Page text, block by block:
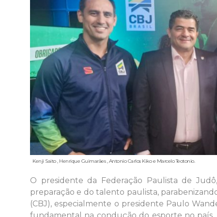
Kenji Saito , Henrique Guimarães , Antonio Carlos Kiko e Marcelo Teotonio.
O presidente da Federação Paulista de
preparação e do talento paulista,
(CBJ), especialmente o presidente Paulo